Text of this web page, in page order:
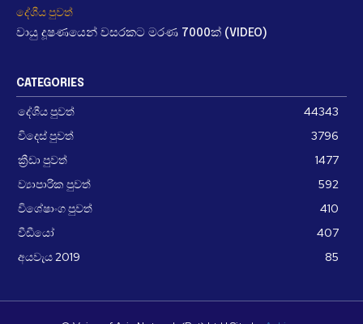
දේශීය පුවත්
වායු දූෂණයෙන් වසරකට මරණ 7000ක් (VIDEO)
CATEGORIES
දේශීය පුවත්
44343
විදෙස් පුවත්
3796
ක්‍රීඩා පුවත්
1477
ව්‍යාපාරික පුවත්
592
විශේෂාංග පුවත්
410
වීඩීයෝ
407
අයවැය 2019
85